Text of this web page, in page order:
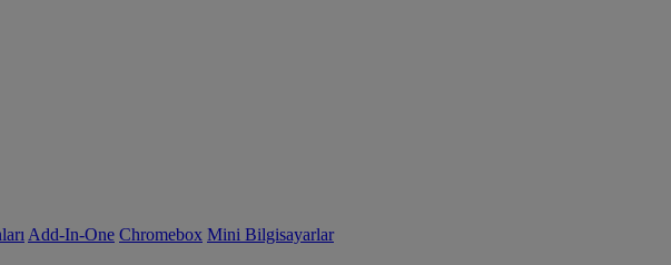
Add-In-One Chromebox Mini Bilgisayarlar